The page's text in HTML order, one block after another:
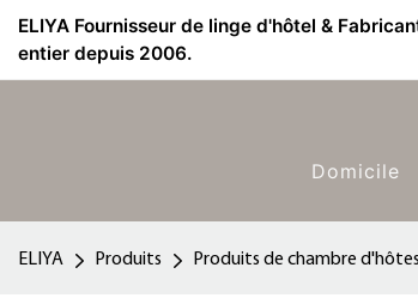
ELIYA Fournisseur de linge d'hôtel &
entier depuis 2006.
Domicile
ELIYA Produits Produits de chambre d'hôtes